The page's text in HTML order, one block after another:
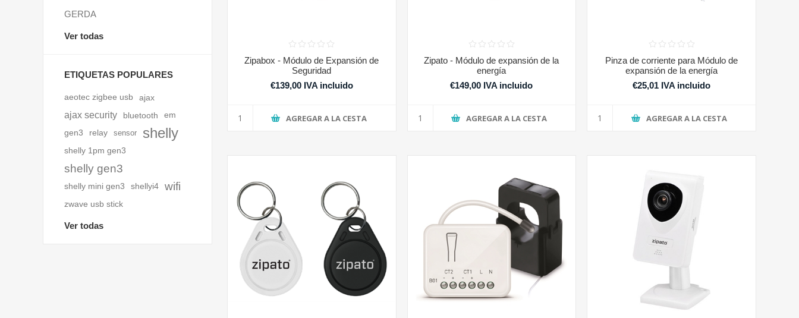
Zipabox - Módulo de Expansión de
Seguridad
€139,00 IVA incluido
AGREGAR A LA CESTA
Zipato - Módulo de expansión de la
energía
€149,00 IVA incluido
AGREGAR A LA CESTA
Pinza de corriente para Módulo de
expansión de la energía
€25,01 IVA incluido
AGREGAR A LA CESTA
GERDA
Ver todas
ETIQUETAS POPULARES
aeotec zigbee usb ajax
ajax security bluetooth
em
gen3
relay sensor shelly
shelly 1pm gen3
shelly gen3
shelly mini gen3 shellyi4 wifi
zwave usb stick
Ver todas